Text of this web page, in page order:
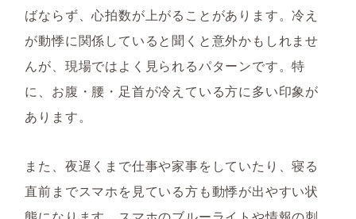
ばならず、心拍数が上がることがあります。冷え
が動悸に関係していると聞くと意外かもしれませ
んが、現場ではよく見られるパターンです。特
に、お腹・腰・足首が冷えている方に多い印象が
あります。
また、夜遅くまで仕事や家事をしていたり、寝る
直前までスマホを見ている方も動悸が出やすい状